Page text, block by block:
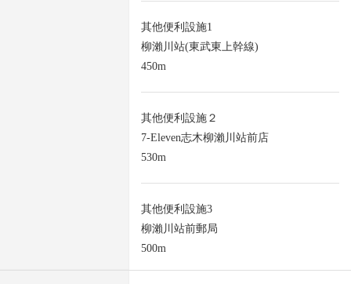
其他便利設施1
柳瀨川站(東武東上幹線)
450m
其他便利設施２
7-Eleven志木柳瀨川站前店
530m
其他便利設施3
柳瀨川站前郵局
500m